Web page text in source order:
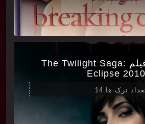
آهنگ های فیلم The Twilight Saga:
Eclipse 2010
ترک ها 14